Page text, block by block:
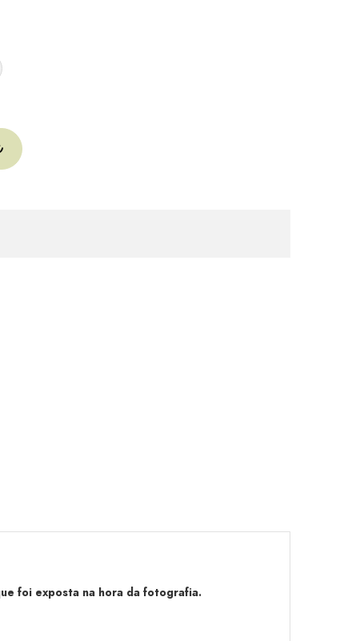
foi exposta na hora da fotografia.